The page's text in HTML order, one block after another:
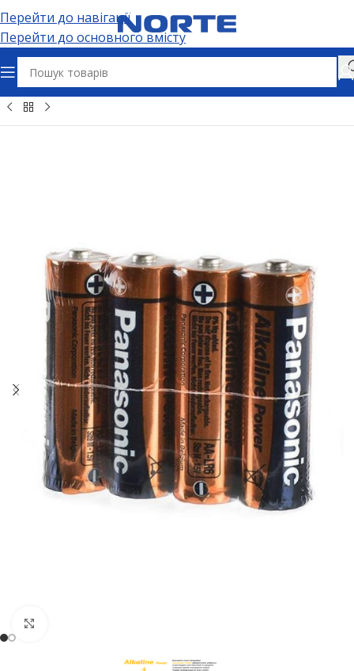
Перейти до навігації
Перейти до основного вмісту
та елементи живлення Батарейки Батарейки AA